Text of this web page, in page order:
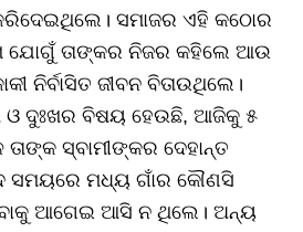
ସମାଜର ଏହି କଠୋର
ଯୋଗୁଁ ତାଙ୍କର ନିଜର କହିଲେ ଆଉ
ନିର୍ବାସିତ ଜୀବନ ବିତାଉଥିଲେ।
ଓ ଦୁଃଖର ବିଷୟ ହେଉଛି, ଆଜିକୁ ୫
ତାଙ୍କ ସ୍ବାମୀଙ୍କର ଦେହାନ୍ତ
ସମୟରେ ମଧ୍ୟ ଗାଁର କୌଣସି
ଆଗେଇ ଆସି ନ ଥିଲେ। ଅନ୍ୟ